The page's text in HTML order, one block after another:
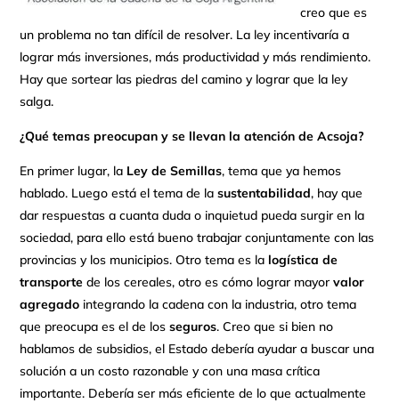
creo que es
un problema no tan difícil de resolver. La ley incentivaría a
lograr más inversiones, más productividad y más rendimiento.
Hay que sortear las piedras del camino y lograr que la ley
salga.
¿Qué temas preocupan y se llevan la atención de Acsoja?
En primer lugar, la Ley de Semillas, tema que ya hemos
hablado. Luego está el tema de lasustentabilidad, hay que
dar respuestas a cuanta duda o inquietud pueda surgir en la
sociedad, para ello está bueno trabajar conjuntamente con las
provincias y los municipios. Otro tema es la logística de
transporte de los cereales, otro es cómo lograr mayorvalor
agregado integrando la cadena con la industria, otro tema
que preocupa es el de losseguros. Creo que si bien no
hablamos de subsidios, el Estado debería ayudar a buscar una
solución a un costo razonable y con una masa crítica
importante. Debería ser más eficiente de lo que actualmente